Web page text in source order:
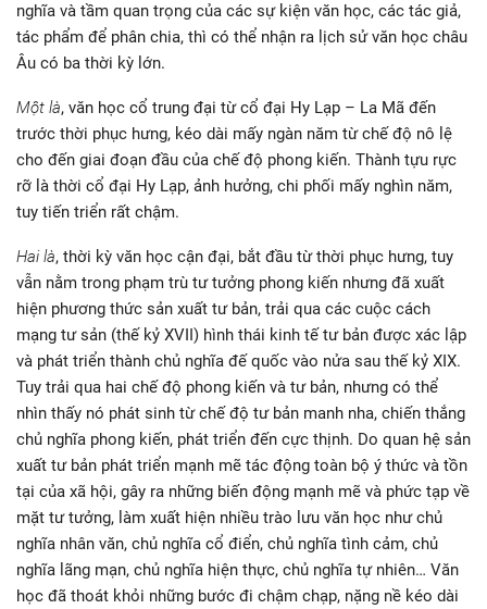
nghĩa và tầm quan trọng của các sự kiện văn học, các tác giả,
tác phẩm để phân chia, thì có thể nhận ra lịch sử văn học châu
Âu có ba thời kỳ lớn.
Một là, văn học cổ trung đại từ cổ đại Hy Lạp – La Mã đến
trước thời phục hưng, kéo dài mấy ngàn năm từ chế độ nô lệ
cho đến giai đoạn đầu của chế độ phong kiến. Thành tựu rực
rỡ là thời cổ đại Hy Lạp, ảnh hưởng, chi phối mấy nghìn năm,
tuy tiến triển rất chậm.
Hai là, thời kỳ văn học cận đại, bắt đầu từ thời phục hưng, tuy
vẫn nằm trong phạm trù tư tưởng phong kiến nhưng đã xuất
hiện phương thức sản xuất tư bản, trải qua các cuộc cách
mạng tư sản (thế kỷ XVII) hình thái kinh tế tư bản được xác lập
và phát triển thành chủ nghĩa đế quốc vào nửa sau thế kỷ XIX.
Tuy trải qua hai chế độ phong kiến và tư bản, nhưng có thể
nhìn thấy nó phát sinh từ chế độ tư bản manh nha, chiến thắng
chủ nghĩa phong kiến, phát triển đến cực thịnh. Do quan hệ sản
xuất tư bản phát triển mạnh mẽ tác động toàn bộ ý thức và tồn
tại của xã hội, gây ra những biến động mạnh mẽ và phức tạp về
mặt tư tưởng, làm xuất hiện nhiều trào lưu văn học như chủ
nghĩa nhân văn, chủ nghĩa cổ điển, chủ nghĩa tình cảm, chủ
nghĩa lãng mạn, chủ nghĩa hiện thực, chủ nghĩa tự nhiên… Văn
học đã thoát khỏi những bước đi chậm chạp, nặng nề kéo dài